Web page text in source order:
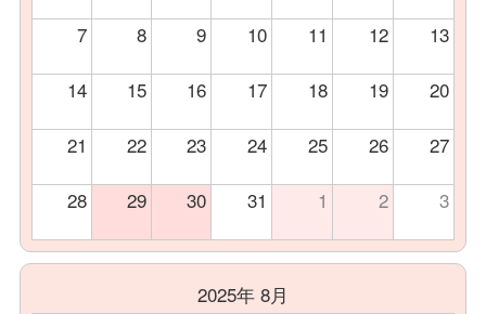
7 8 9 10 11 12 13
14 15 16 17 18 19 20
21 22 23 24 25 26 27
28 29 30 31 1 2 3
2025年 8月